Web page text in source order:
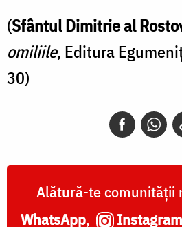
(Sfântul Dimitrie al
omiliile, Editura
30)
Alătură-te comunității
WhatsApp, Instagram